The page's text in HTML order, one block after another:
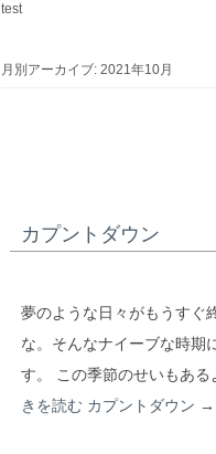
test
月別アーカイブ: 2021年10月
カプントダウン
夢のような日々がもうすぐ
な。そんなナイーブな時期
す。 この季節のせいもあ
きを読む カプントダウン →